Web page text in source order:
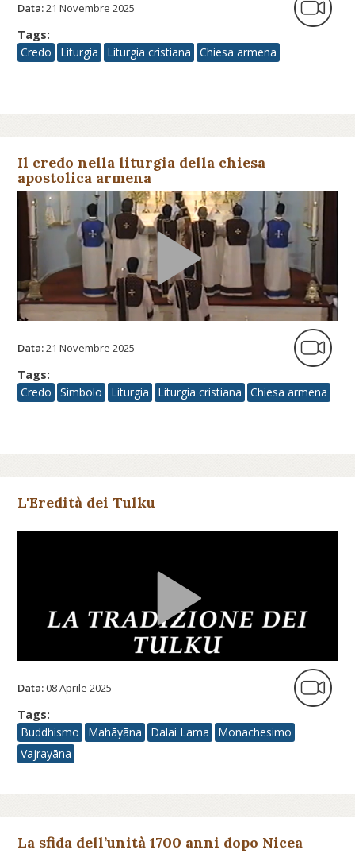
Data:21 Novembre 2025
Tags:
Credo
Liturgia Liturgia cristiana Chiesa armena
Il credo nella liturgia della chiesa
apostolica armena
Data:21 Novembre 2025
Tags:
Credo
Simbolo Liturgia Liturgia cristiana Chiesa armena
L'Eredità dei Tulku
Data:08 Aprile 2025
Tags:
Buddhismo
Mahāyāna Dalai Lama
Monachesimo
Vajrayāna
La sfida dell’unità 1700 anni dopo Nicea